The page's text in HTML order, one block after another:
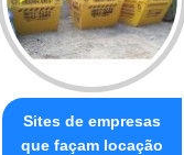
Sites de empresas
que façam locação